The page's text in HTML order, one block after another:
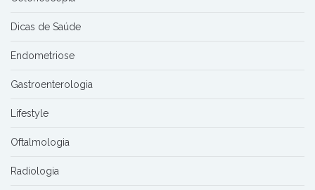
Dicas de Saúde
Endometriose
Gastroenterologia
Lifestyle
Oftalmologia
Radiologia